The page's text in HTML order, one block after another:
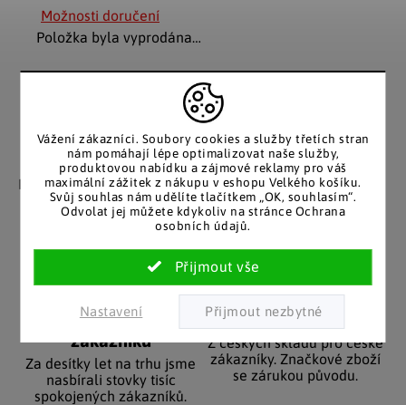
Vážení zákazníci. Soubory cookies a služby třetích stran
nám pomáhají lépe optimalizovat naše služby,
produktovou nabídku a zájmové reklamy pro váš
maximální zážitek z nákupu v eshopu Velkého košíku.
Svůj souhlas nám udělíte tlačítkem „OK, souhlasím“.
Odvolat jej můžete kdykoliv na stránce Ochrana
osobních údajů.
Nastavení
Možnosti doručení
Položka byla vyprodána…
Záruka spokojenosti
Nakupujete bez obav, férové
jednání v každé situaci.
Katalog v tištěné
podobě
Stálým zákazníkům
posíláme papírový katalog
Pozitivní ohlasy
zákazníků
Za desítky let na trhu jsme
nasbírali stovky tisíc
spokojených zákazníků.
EU distribuce
Z českých skladů pro české
zákazníky. Značkové zboží
se zárukou původu.